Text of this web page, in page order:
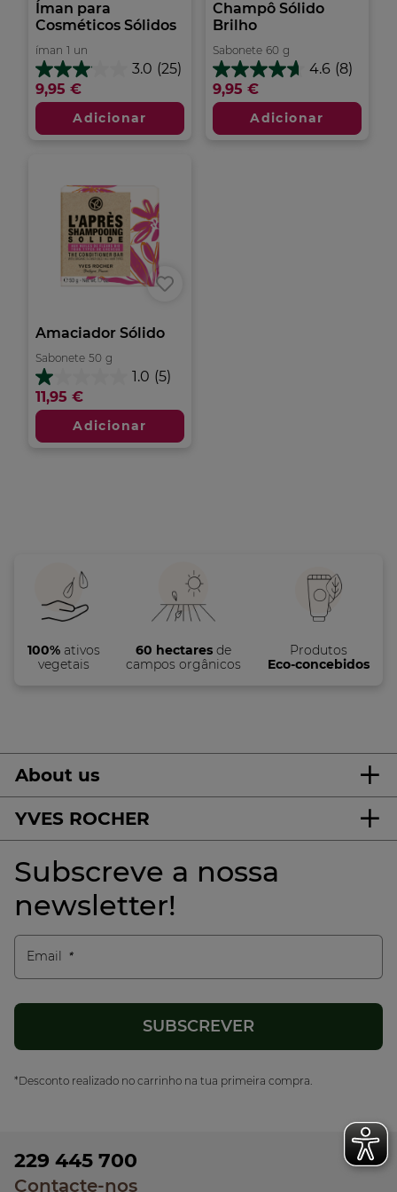
Íman para
Cosméticos Sólidos
íman 1 un
3.0 (25)
3.0
em
5
estrelas.
25
9,95 €
Adicionar
Champô Sólido
Brilho
Sabonete 60 g
4.6 (8)
4.6
em
5
estrelas.
8
9,95 €
Adicionar
Amaciador Sólido
Sabonete 50 g
1.0 (5)
1.0
em
5
estrelas.
5
11,95 €
Adicionar
100%ativos
vegetais
60 hectares de
campos orgânicos
Produtos
Eco-concebidos
About us
YVES ROCHER
Subscreve a nossa
newsletter!
Email
*Desconto realizado no carrinho na tua primeira compra.
229 445 700
Contacte-nos